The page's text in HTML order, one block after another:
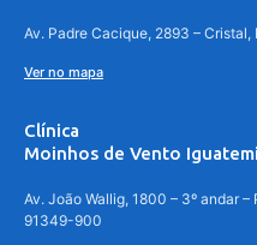
Av. Padre Cacique, 2893 –
Ver no mapa
Clínica
Moinhos de Vento Iguatemi
Av. João Wallig, 1800 – 3º andar
91349-900